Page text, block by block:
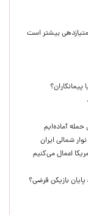
بیشتر است
آماده‌ایم
اعمال می‌کنیم
بازیکن قرضی؟